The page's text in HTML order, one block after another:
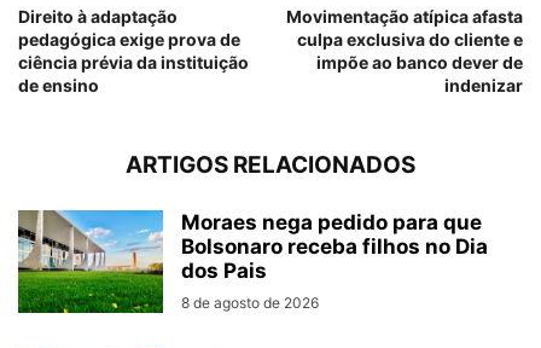
Direito à adaptação
pedagógica exige prova de
ciência prévia da instituição
de ensino
Movimentação atípica afasta
culpa exclusiva do cliente e
impõe ao banco dever de
indenizar
ARTIGOS RELACIONADOS
Moraes nega pedido para que
Bolsonaro receba filhos no Dia
dos Pais
8 de agosto de 2026